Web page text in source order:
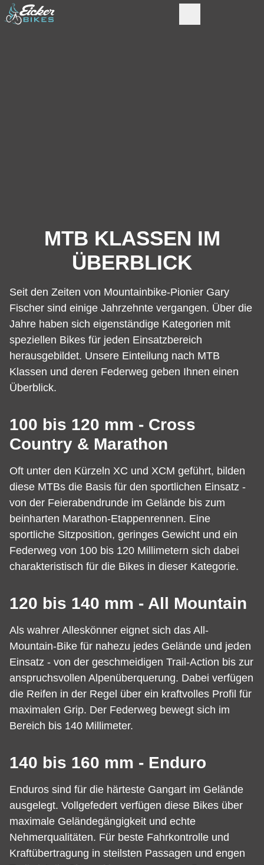
MTB KLASSEN IM
ÜBERBLICK
Seit den Zeiten von Mountainbike-Pionier Gary
Fischer sind einige Jahrzehnte vergangen. Über die
Jahre haben sich eigenständige Kategorien mit
speziellen Bikes für jeden Einsatzbereich
herausgebildet. Unsere Einteilung nach MTB
Klassen und deren Federweg geben Ihnen einen
Überblick.
100 bis 120 mm - Cross
Country & Marathon
Oft unter den Kürzeln XC und XCM geführt, bilden
diese MTBs die Basis für den sportlichen Einsatz -
von der Feierabendrunde im Gelände bis zum
beinharten Marathon-Etappenrennen. Eine
sportliche Sitzposition, geringes Gewicht und ein
Federweg von 100 bis 120 Millimetern sich dabei
charakteristisch für die Bikes in dieser Kategorie.
120 bis 140 mm - All Mountain
Als wahrer Alleskönner eignet sich das All-
Mountain-Bike für nahezu jedes Gelände und jeden
Einsatz - von der geschmeidigen Trail-Action bis zur
anspruchsvollen Alpenüberquerung. Dabei verfügen
die Reifen in der Regel über ein kraftvolles Profil für
maximalen Grip. Der Federweg bewegt sich im
Bereich bis 140 Millimeter.
140 bis 160 mm - Enduro
Enduros sind für die härteste Gangart im Gelände
ausgelegt. Vollgefedert verfügen diese Bikes über
maximale Geländegängigkeit und echte
Nehmerqualitäten. Für beste Fahrkontrolle und
Kraftübertragung in steilsten Passagen und engen